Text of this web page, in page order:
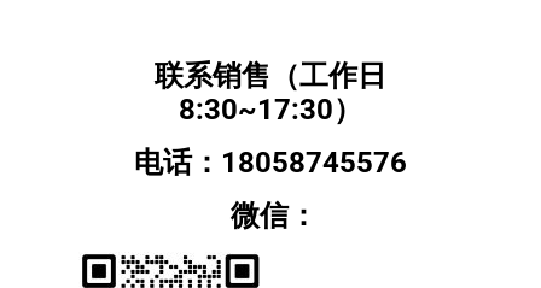
联系销售（工作日
8:30~17:30）
电话：18058745576
微信：